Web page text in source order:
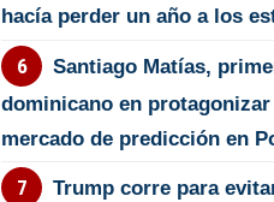
hacía perder un año a los
Santiago Matías,
dominicano en
mercado de predicción en
Trump corre para